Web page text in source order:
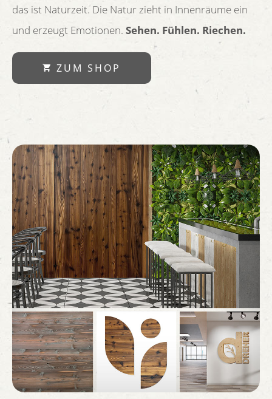
das ist Naturzeit. Die Natur zieht in Innenräume ein
und erzeugt Emotionen. Sehen. Fühlen. Riechen.
ZUM SHOP